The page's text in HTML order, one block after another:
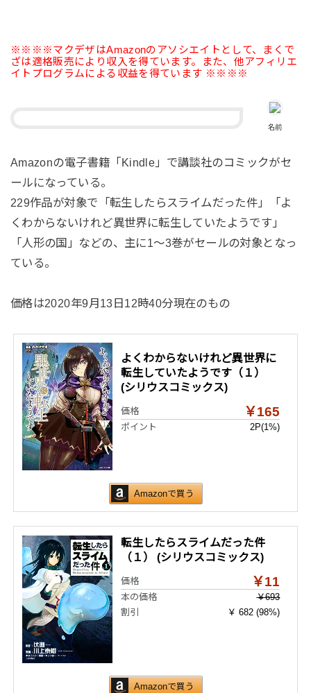
※※※※マクデザはAmazonのアソシエイトとして、まくで
ざは適格販売により収入を得ています。また、他アフィリエ
イトプログラムによる収益を得ています ※※※※
名前
Amazonの電子書籍「Kindle」で講談社のコミックがセ
ールになっている。
229作品が対象で「転生したらスライムだった件」「よ
くわからないけれど異世界に転生していたようです」
「人形の国」などの、主に1〜3巻がセールの対象となっ
ている。
価格は2020年9月13日12時40分現在のもの
よくわからないけれど異世界に
転生していたようです（１）
(シリウスコミックス)
価格 ￥165
ポイント 2P(1%)
Amazonで買う
転生したらスライムだった件
（１） (シリウスコミックス)
価格 ￥11
本の価格
￥693
割引
￥ 682 (98%)
Amazonで買う